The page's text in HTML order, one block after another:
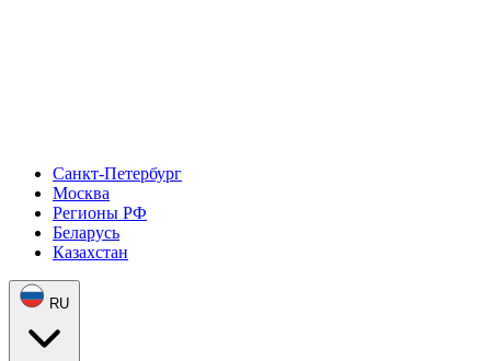
Санкт-Петербург
Москва
Регионы РФ
Беларусь
Казахстан
RU